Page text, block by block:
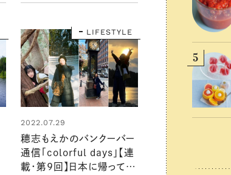
LIFESTYLE
2022.07.29
穂志もえかのバンクーバー
通信「colorful days」【連
載・第9回】日本に帰ってき
5